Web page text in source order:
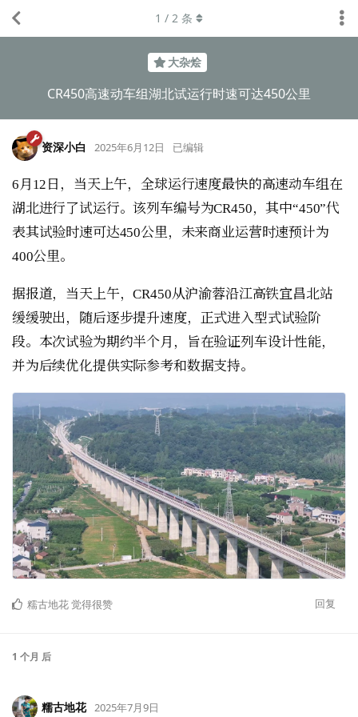
大杂烩
CR450高速动车组湖北试运行时速可达450公里
1 / 2 条
资深小白 2025年6月12日 已编辑
6月12日，当天上午，全球运行速度最快的高速动车组在
湖北进行了试运行。该列车编号为CR450，其中“450”代
表其试验时速可达450公里，未来商业运营时速预计为
400公里。
据报道，当天上午，CR450从沪渝蓉沿江高铁宜昌北站
缓缓驶出，随后逐步提升速度，正式进入型式试验阶
段。本次试验为期约半个月，旨在验证列车设计性能，
并为后续优化提供实际参考和数据支持。
回复
糯古地花觉得很赞
1 个月 后
糯古地花 2025年7月9日